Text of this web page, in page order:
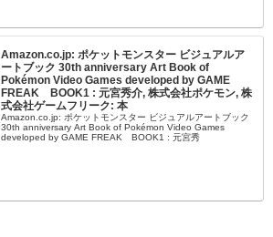
Amazon.co.jp: ポケットモンスター ビジュアルア
ートブック 30th anniversary Art Book of
Pokémon Video Games developed by GAME
FREAK BOOK1 : 元宮秀介, 株式会社ポケモン, 株
式会社ゲームフリーク: 本
Amazon.co.jp: ポケットモンスター ビジュアルアートブック
30th anniversary Art Book of Pokémon Video Games
developed by GAME FREAK BOOK1 : 元宮秀